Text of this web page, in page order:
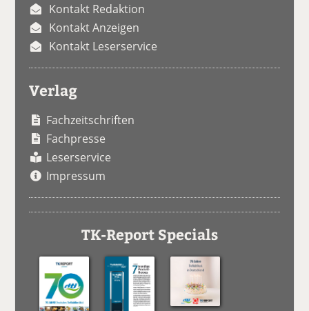
Kontakt Redaktion
Kontakt Anzeigen
Kontakt Leserservice
Verlag
Fachzeitschriften
Fachpresse
Leserservice
Impressum
TK-Report Specials